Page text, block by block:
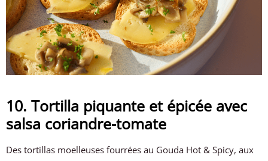
10. Tortilla piquante et épicée avec
salsa coriandre-tomate
Des tortillas moelleuses fourrées au Gouda Hot & Spicy, aux